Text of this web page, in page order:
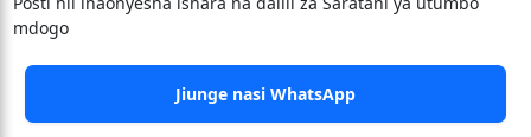
mdogo
Jiunge nasi WhatsApp